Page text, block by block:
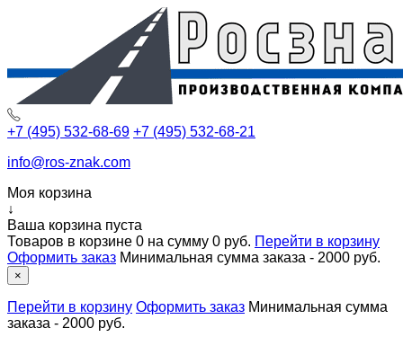
+7 (495) 532-68-69 +7 (495) 532-68-21
info@ros-znak.com
Моя корзина
↓
Ваша корзина пуста
Товаров в корзине 0 на сумму 0 руб. Перейти в корзину
Оформить заказ Минимальная сумма заказа - 2000 руб.
×
Перейти в корзину Оформить заказ Минимальная сумма
заказа - 2000 руб.